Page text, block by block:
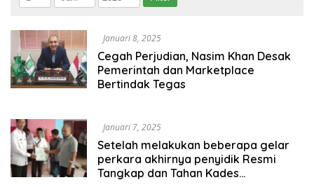
Januari 8, 2025
Cegah Perjudian, Nasim Khan Desak
Pemerintah dan Marketplace
Bertindak Tegas
Januari 7, 2025
Setelah melakukan beberapa gelar
perkara akhirnya penyidik Resmi
Tangkap dan Tahan Kades